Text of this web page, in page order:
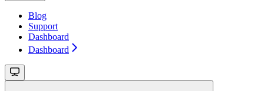
Blog
Support
Dashboard
Dashboard